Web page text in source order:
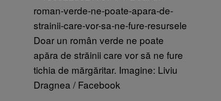
Doar un român verde ne poate
apăra de străinii care vor să ne fure
tichia de mărgăritar. Imagine: Liviu
Dragnea / Facebook